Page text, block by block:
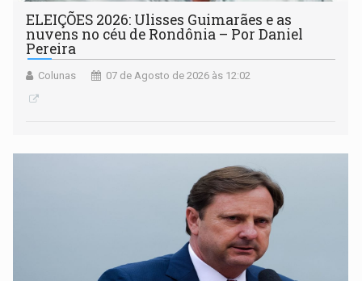
ELEIÇÕES 2026: Ulisses Guimarães e as
nuvens no céu de Rondônia – Por Daniel
Pereira
Colunas 07 de Agosto de 2026 às 12:02